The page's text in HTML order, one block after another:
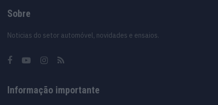
Sobre
Noticias do setor automóvel, novidades e ensaios.
Informação importante